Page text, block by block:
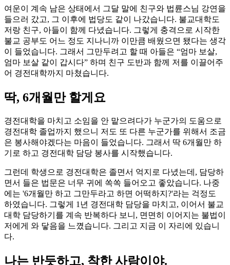
여운이 계속 남은 상태에서 그달 말에 친구와 법륜스님 강연을
들으러 갔고, 그 이후에 법당도 같이 나갔습니다. 불교대학도
저랑 친구, 아들이 함께 다녔습니다. 그렇게 충격으로 시작한
불교 공부도 어느 정도 지나니까 이만큼 배웠으면 됐다는 생각
이 들었습니다. 그래서 그만두려고 할 때 아들은 “엄마 보살,
엄마 보살 같이 갑시다” 하며 친구 도반과 함께 저를 이끌어주
어 경전대학까지 마쳤습니다.
딱, 6개월만 할게요
경전대학을 마치고 소임을 안 맡으려다가 누군가의 도움으로
경전대학 졸업까지 했으니 저도 또 다른 누군가를 위해서 조금
은 봉사해야겠다는 마음이 들었습니다. 그래서 딱 6개월만 하
기로 하고 경전대학 담당 봉사를 시작했습니다.
그런데 학생으로 경전대학은 졸면서 억지로 다녔는데, 담당하
면서 들은 법문은 너무 귀에 쏙쏙 들어오고 좋았습니다. 나중
에는 '6개월만 하고 그만두라고 하면 어떡하지?'라는 걱정도
하였습니다. 그렇게 1년 경전대학 담당을 마치고, 이어서 불교
대학 담당하기를 계속 반복하다 보니, 면면히 이어지는 불법이
저에게 와 닿음을 느꼈습니다. 그리고 지금 이 자리에 있습니
다.
나는 반듯하고, 착한 사람이야.